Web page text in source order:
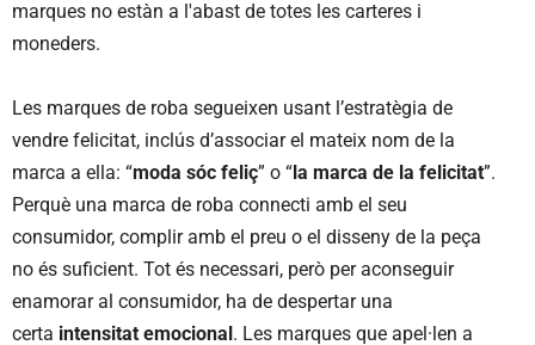
marques no estàn a l'abast de totes les carteres i
moneders.
Les marques de roba segueixen usant l’estratègia de
vendre felicitat, inclús d’associar el mateix nom de la
marca a ella: “moda sóc feliç” o “la marca de la felicitat”.
Perquè una marca de roba connecti amb el seu
consumidor, complir amb el preu o el disseny de la peça
no és suficient. Tot és necessari, però per aconseguir
enamorar al consumidor, ha de despertar una
certa intensitat emocional. Les marques que apel·len a